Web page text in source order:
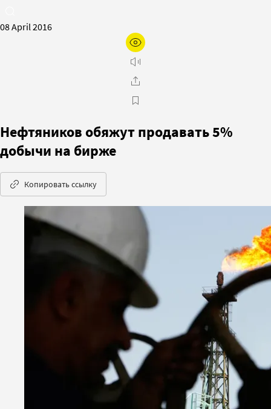
08 April 2016
Нефтяников обяжут продавать 5%
добычи на бирже
Копировать ссылку